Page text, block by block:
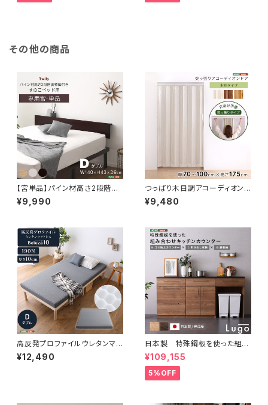
その他の商品
【宮単品】パイン材高さ2段階調
整脚付きすのこベッド用(ダブル)
HP-02D
¥9,990
つっぱり木目調アコーディオンド
ア 100×175cm SH-16-TA
D
¥9,480
高反発プロファイルウレタンマッ
トレス【Beleza10-ベレーザ・テ
ン-】(ダブル) ORM-10D
¥12,490
日本製 特殊鋼板を使った組み
合わせキッチンカウンター 18
0cm ゴミ箱上カウンター+引
き出し収納+扉収納 SH-22-C
KS180-BCD
¥109,155
5%OFF